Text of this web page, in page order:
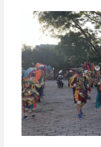
baile
de
la
conquista,
allá
de
la
leyenda